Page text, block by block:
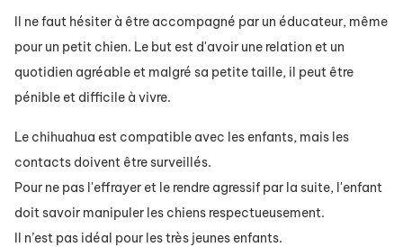
Il ne faut hésiter à être accompagné par un éducateur, même
pour un petit chien. Le but est d'avoir une relation et un
quotidien agréable et malgré sa petite taille, il peut être
pénible et difficile à vivre.
Le chihuahua est compatible avec les enfants, mais les
contacts doivent être surveillés.
Pour ne pas l'effrayer et le rendre agressif par la suite, l'enfant
doit savoir manipuler les chiens respectueusement.
Il n’est pas idéal pour les très jeunes enfants.